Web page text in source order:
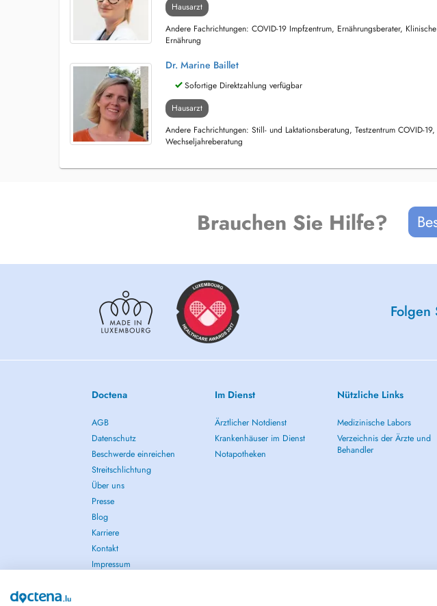
Hausarzt
Andere Fachrichtungen: COVID-19 Impfzentrum, Ernährungsberater, Klinische
Ernährung
Dr. Marine Baillet
Sofortige Direktzahlung verfügbar
Hausarzt
Andere Fachrichtungen: Still- und Laktationsberatung, Testzentrum COVID-19,
Wechseljahreberatung
Brauchen Sie Hilfe?
Folgen
Doctena
AGB
Datenschutz
Beschwerde einreichen
Streitschlichtung
Über uns
Presse
Blog
Karriere
Kontakt
Impressum
Im Dienst
Ärztlicher Notdienst
Krankenhäuser im Dienst
Notapotheken
Nützliche Links
Medizinische Labors
Verzeichnis der Ärzte und
Behandler